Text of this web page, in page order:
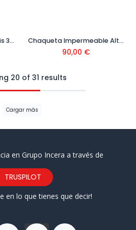
Polo Manga Corta Addvis 360 Amarillo Fosforito Ref.79091 Chaqueta Impermeable Alta Rain 360 Amarillo Fosforito Ref.70260
90,00 €
20 of 31 results
Cargar más
en Grupo Incera a través de
TRUSPILOT
en lo que tienes que decir!